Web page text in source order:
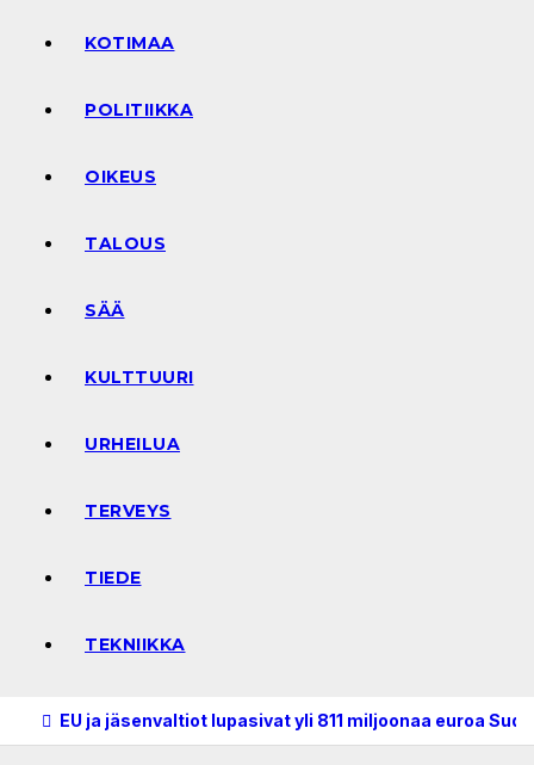
KOTIMAA
POLITIIKKA
OIKEUS
TALOUS
SÄÄ
KULTTUURI
URHEILUA
TERVEYS
TIEDE
TEKNIIKKA
EU ja jäsenvaltiot lupasivat yli 811 miljoonaa euroa